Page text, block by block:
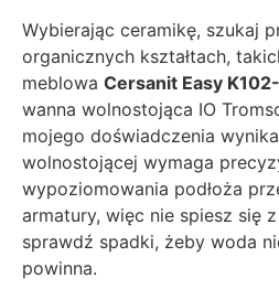
Wybierając ceramikę, szukaj
organicznych kształtach,
meblowa Cersanit Easy
wanna wolnostojąca IO
mojego doświadczenia
wolnostojącej wymaga
wypoziomowania podłoża
armatury, więc nie spiesz się
sprawdź spadki, żeby woda
powinna.